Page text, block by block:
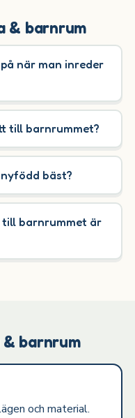
& barnrum
när man inreder
till barnrummet?
bäst?
till barnrummet är
barnrum
och material.